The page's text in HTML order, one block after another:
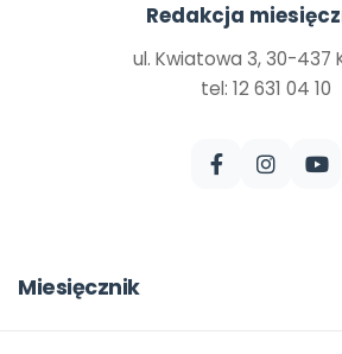
Redakcja
ul. Kwiatowa 3, 30-437
tel: 12 631 04 10
Miesięcznik